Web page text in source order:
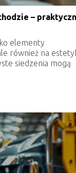
–
elementy
również na
siedzenia mogą